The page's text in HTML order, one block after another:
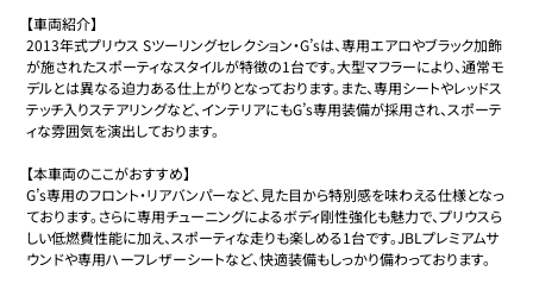
【車両紹介】
2013年式プリウス Sツーリングセレクション・G’sは、専用エアロやブラック加飾
が施されたスポーティなスタイルが特徴の1台です。大型マフラーにより、通常モ
デルとは異なる迫力ある仕上がりとなっております。また、専用シートやレッドス
テッチ入りステアリングなど、インテリアにもG’s専用装備が採用され、スポーテ
ィな雰囲気を演出しております。
【本車両のここがおすすめ】
G’s専用のフロント・リアバンパーなど、見た目から特別感を味わえる仕様となっ
ております。さらに専用チューニングによるボディ剛性強化も魅力で、プリウスら
しい低燃費性能に加え、スポーティな走りも楽しめる1台です。JBLプレミアムサ
ウンドや専用ハーフレザーシートなど、快適装備もしっかり備わっております。